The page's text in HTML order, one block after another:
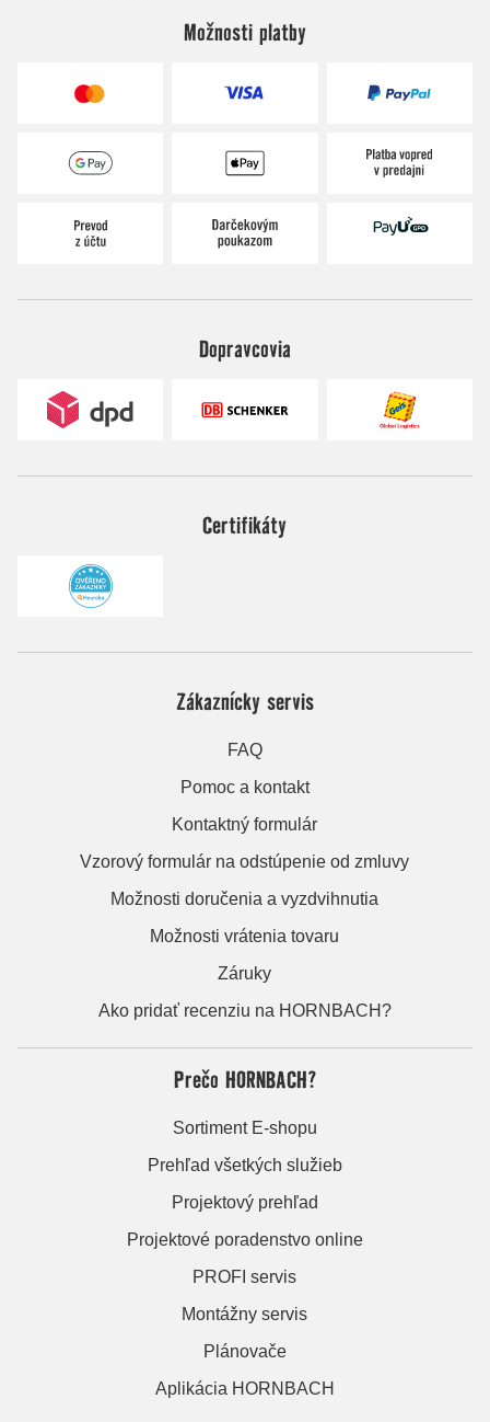
Možnosti platby
Dopravcovia
Certifikáty
Zákaznícky servis
FAQ
Pomoc a kontakt
Kontaktný formulár
Vzorový formulár na odstúpenie od zmluvy
Možnosti doručenia a vyzdvihnutia
Možnosti vrátenia tovaru
Záruky
Ako pridať recenziu na HORNBACH?
Prečo HORNBACH?
Sortiment E-shopu
Prehľad všetkých služieb
Projektový prehľad
Projektové poradenstvo online
PROFI servis
Montážny servis
Plánovače
Aplikácia HORNBACH